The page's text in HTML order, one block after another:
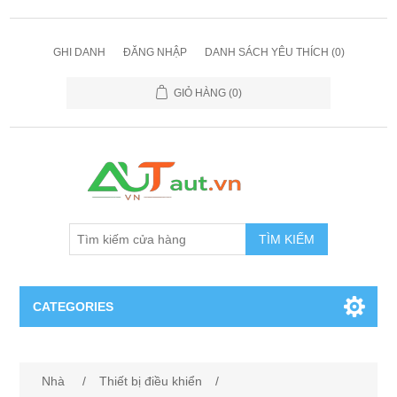
GHI DANH ĐĂNG NHẬP DANH SÁCH YÊU THÍCH (0)
GIỎ HÀNG (0)
TÌM KIẾM
CATEGORIES
Nhà / Thiết bị điều khiển
/